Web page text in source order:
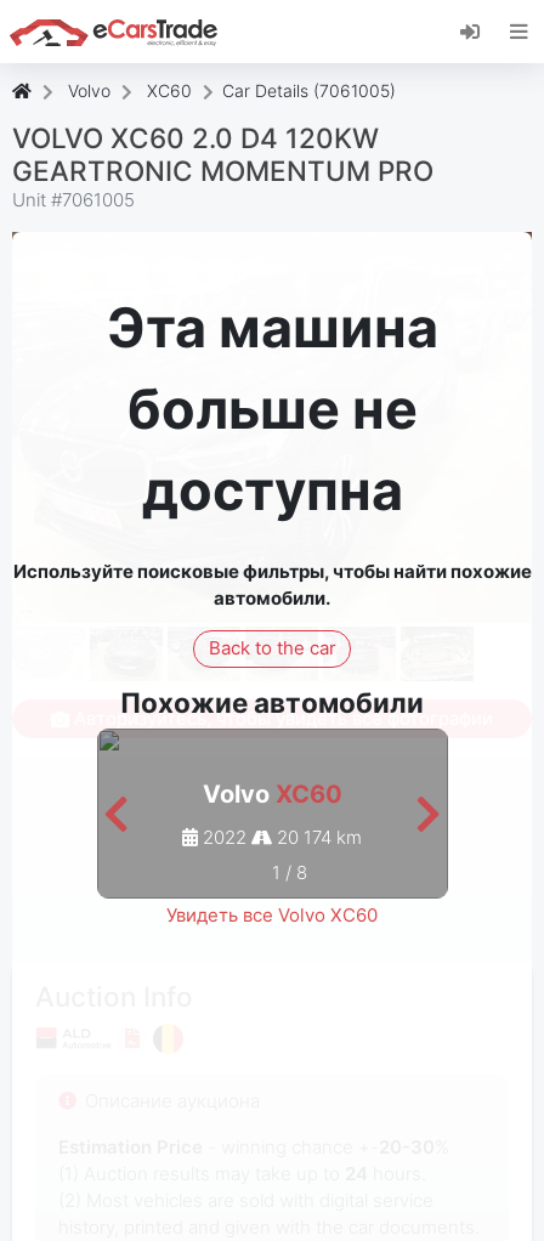
Установите веб-приложение eCarsTrade,
добавьте его на главный экран и получайте
Volvo XC60 Car Details (7061005)
VOLVO XC60 2.0 D4 120KW
GEARTRONIC MOMENTUM PRO
Unit #7061005
Эта машина
больше не
доступна
Используйте поисковые фильтры, чтобы найти похожие
автомобили.
Back to the car
Похожие автомобили
Volvo XC60
2022
20 174 km
1 / 8
Увидеть все Volvo XC60
Авторизуйтесь, чтобы увидеть все фотографии